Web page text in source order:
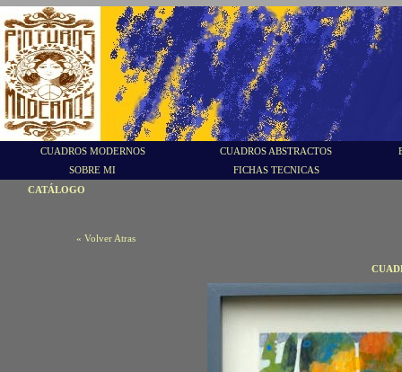
CUADROS MODERNOS CUADROS ABSTRACTOS
SOBRE MI
FICHAS TECNICAS
CATÁLOGO
« Volver Atras